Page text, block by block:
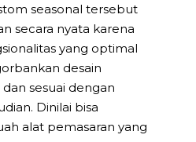
seasonal tersebut
secara nyata karena
yang optimal
desain
sesuai dengan
Dinilai bisa
alat pemasaran yang